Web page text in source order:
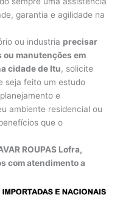
garantia e agilidade na
ou industria precisar
manutenções em
cidade de Itu, solicite
seja feito um estudo
e
ambiente residencial ou
que o
ROUPAS Lofra,
com atendimento a